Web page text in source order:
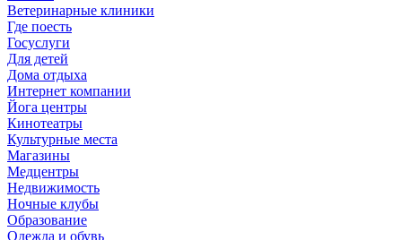
Ветеринарные клиники
Где поесть
Госуслуги
Для детей
Дома отдыха
Интернет компании
Йога центры
Кинотеатры
Культурные места
Магазины
Медцентры
Недвижимость
Ночные клубы
Образование
Одежда и обувь